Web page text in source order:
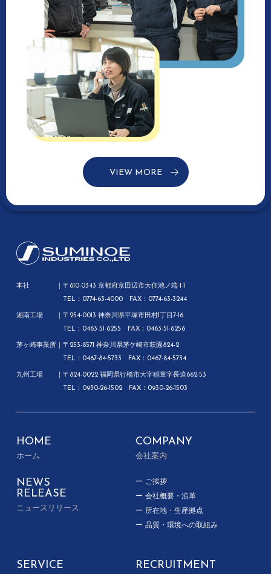
VIEW MORE
本社
〒610-0343 京都府京田辺市大住池ノ端 1-1
TEL：0774-63-4000 FAX：0774-63-3244
湘南工場
〒254-0013 神奈川県平塚市田村1丁目7-16
TEL：0463-51-6255 FAX：0463-51-6256
茅ヶ崎事業所
〒253-8571 神奈川県茅ケ崎市萩園824-2
TEL：0467-84-5733 FAX：0467-84-5734
九州工場
〒824-0022 福岡県行橋市大字稲童字長迫662-53
TEL：0930-26-1502 FAX：0930-26-1503
HOME
ホーム
NEWS
RELEASE
ニュースリリース
COMPANY
会社案内
ご挨拶
会社概要・沿革
所在地・生産拠点
品質・環境への取組み
SERVICE RECRUITMENT